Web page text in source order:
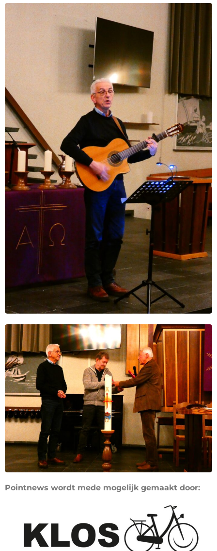
Pointnews wordt mede mogelijk gemaakt door: